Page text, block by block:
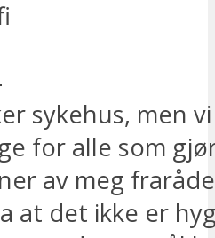
sykehus, men
for alle som
av meg
at det ikke er